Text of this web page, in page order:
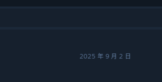
2025 年 9 月 2 日